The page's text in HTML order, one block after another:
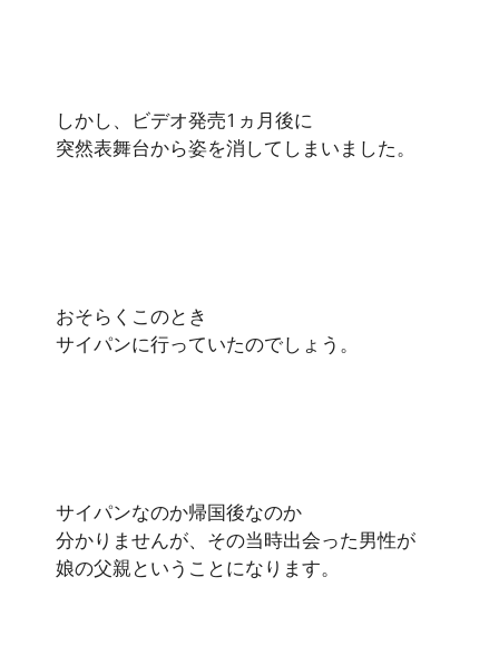
しかし、ビデオ発売1ヵ月後に
突然表舞台から姿を消してしまいました。
おそらくこのとき
サイパンに行っていたのでしょう。
サイパンなのか帰国後なのか
分かりませんが、その当時出会った男性が
娘の父親ということになります。